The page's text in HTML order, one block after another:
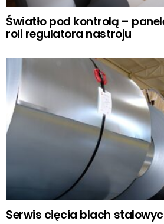
Światło pod kontrolą –
roli regulatora nastroju
Serwis cięcia blach